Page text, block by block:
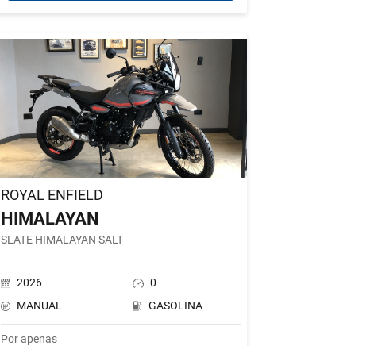
ROYAL ENFIELD
HIMALAYAN
SLATE HIMALAYAN SALT
2026
0
MANUAL
GASOLINA
Por apenas